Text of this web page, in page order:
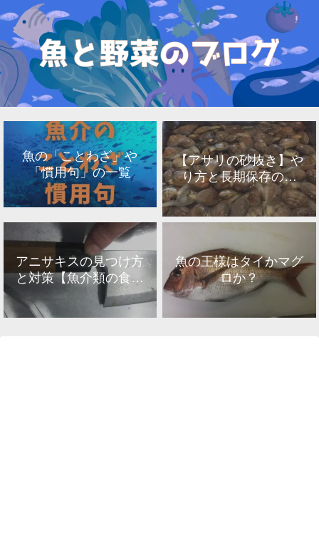
魚の「ことわざ」や
「慣用句」の一覧
【アサリの砂抜き】や
り方と長期保存のコ
ツ！！
アニサキスの見つけ方
と対策【魚介類の食中
魚の王様はタイかマグ
ロか？